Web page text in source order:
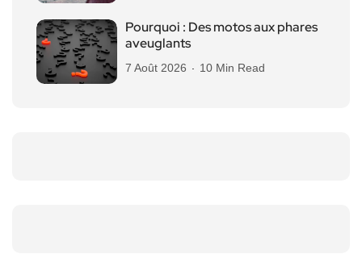
Pourquoi : Des motos aux phares
aveuglants
7 Août 2026 10 Min Read